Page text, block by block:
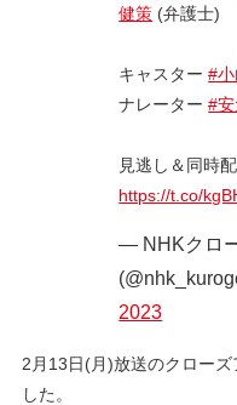
健策 (弁護士)
キャスター#
ナレーター#
見逃し＆同時
https://t.co/
— NHKクロ
2023
2月13日(月)放送のクロー
した。